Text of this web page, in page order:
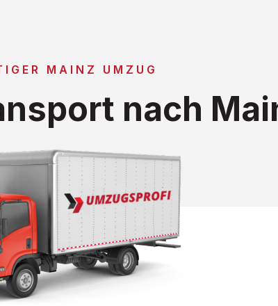
MAINZ UMZUG
nach